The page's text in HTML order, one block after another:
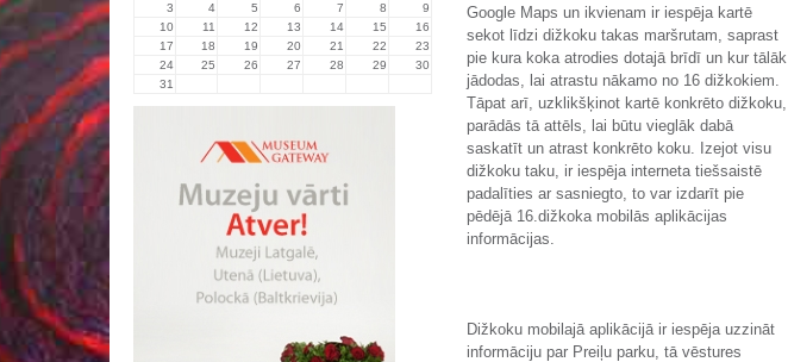
3
4 5 6 7 8
9
10
11 12 13 14 15
16
17
18 19 20 21 22
23
24
25 26 27 28 29
30
31
Google Maps un ikvienam ir iespēja kartē
sekot līdzi dižkoku takas maršrutam, saprast
pie kura koka atrodies dotajā brīdī un kur tālāk
jādodas, lai atrastu nākamo no 16 dižkokiem.
Tāpat arī, uzklikšķinot kartē konkrēto dižkoku,
parādās tā attēls, lai būtu vieglāk dabā
saskatīt un atrast konkrēto koku. Izejot visu
dižkoku taku, ir iespēja interneta tiešsaistē
padalīties ar sasniegto, to var izdarīt pie
pēdējā 16.dižkoka mobilās aplikācijas
informācijas.
Dižkoku mobilajā aplikācijā ir iespēja uzzināt
informāciju par Preiļu parku, tā vēstures